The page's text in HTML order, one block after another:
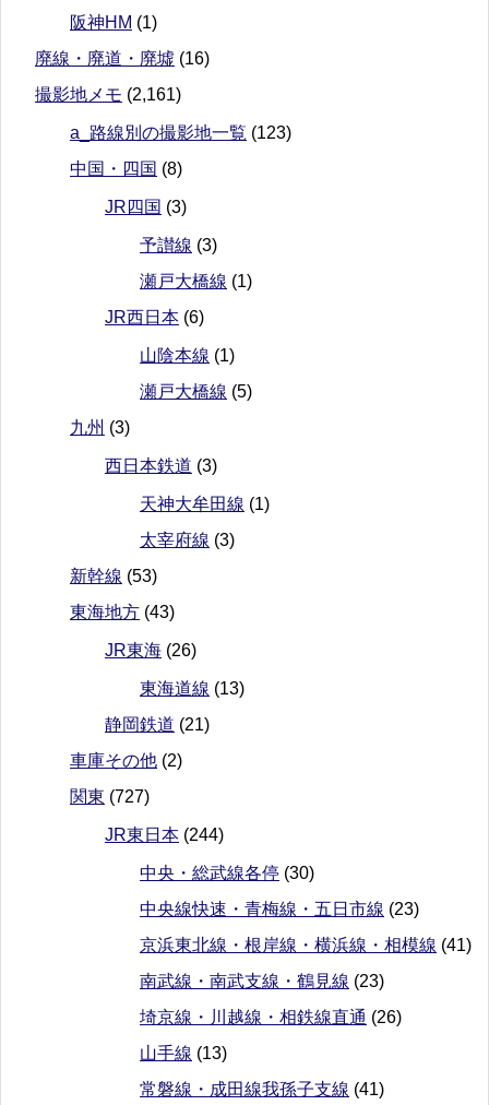
阪神HM (1)
廃線・廃道・廃墟 (16)
撮影地メモ (2,161)
a_路線別の撮影地一覧 (123)
中国・四国 (8)
JR四国 (3)
予讃線 (3)
瀬戸大橋線 (1)
JR西日本 (6)
山陰本線 (1)
瀬戸大橋線 (5)
九州 (3)
西日本鉄道 (3)
天神大牟田線 (1)
太宰府線 (3)
新幹線 (53)
東海地方 (43)
JR東海 (26)
東海道線 (13)
静岡鉄道 (21)
車庫その他 (2)
関東 (727)
JR東日本 (244)
中央・総武線各停 (30)
中央線快速・青梅線・五日市線 (23)
京浜東北線・根岸線・横浜線・相模線 (41)
南武線・南武支線・鶴見線 (23)
埼京線・川越線・相鉄線直通 (26)
山手線 (13)
常磐線・成田線我孫子支線 (41)